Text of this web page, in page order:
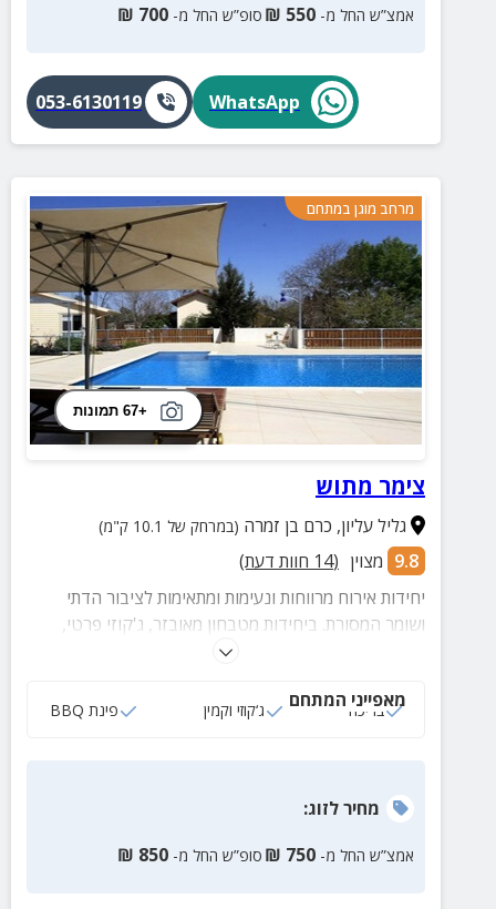
אמצ”ש החל מ- 550
₪ סופ”ש החל מ- 700
₪
WhatsApp
053-6130119
מרחב מוגן במתחם
+67 תמונות
צימר מתוש
גליל עליון, כרם בן זמרה (במרחק של 10.1 ק"מ)
9.8 מצוין (
14 חוות דעת)
יחידות אירוח מרווחות ונעימות ומתאימות לציבור הדתי
ושומר המסורת. ביחידות מטבחון מאובזר, ג'קוזי פרטי,
מאפייני המתחם
בריכה ג‘קוזי וקמין פינת BBQ
מחירלזוג:
אמצ”ש החל מ- 750
₪ סופ”ש החל מ- 850
₪